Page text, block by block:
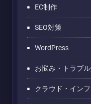
EC制作
SEO対策
WordPress
お悩み・トラブ
クラウド・インフ